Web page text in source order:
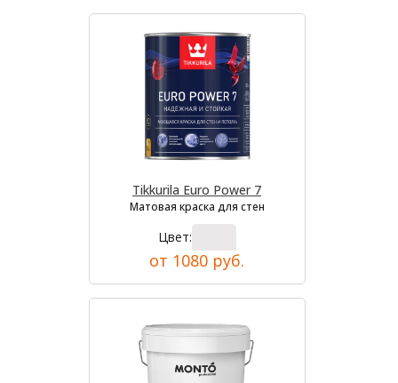
Tikkurila Euro Power 7
Матовая краска для стен
Цвет:
от 1080 руб.